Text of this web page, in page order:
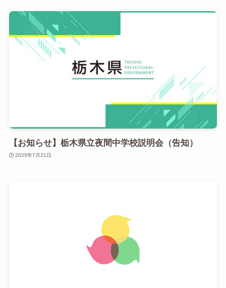
【お知らせ】栃木県立夜間中学校説明会（告知）
2025年7月21日